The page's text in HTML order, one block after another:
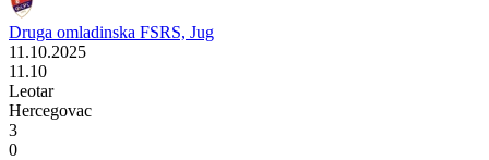
Druga omladinska FSRS, Jug
11.10.2025
11.10
Leotar
Hercegovac
3
0